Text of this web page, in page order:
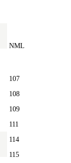
NML
107
108
109
111
114
115